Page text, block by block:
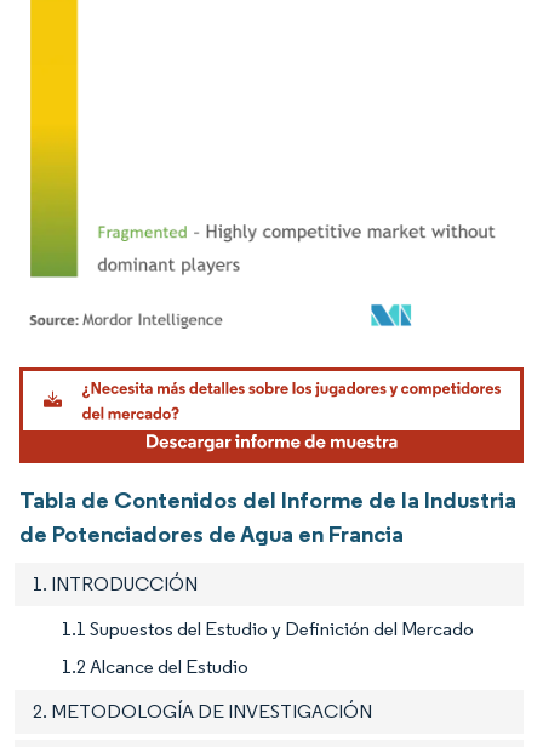
Imagen © Mordor Intelligence. El uso requiere atribución según CC BY 4.0.
Tabla de Contenidos del Informe de la Industria
de Potenciadores de Agua en Francia
1. INTRODUCCIÓN
1.1 Supuestos del Estudio y Definición del Mercado
1.2 Alcance del Estudio
2. METODOLOGÍA DE INVESTIGACIÓN